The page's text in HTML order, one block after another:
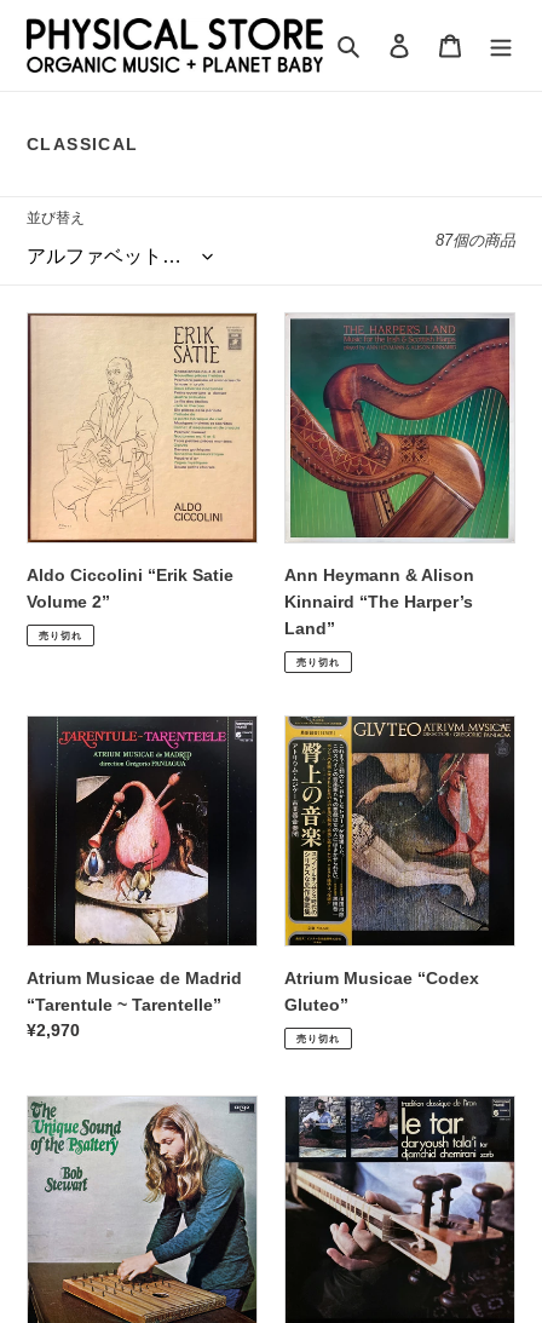
検索 ログインカート
CLASSICAL
並び替え
87個の商品
Volume
Aldo Ciccolini “Erik Satie
Volume 2”
通
常
¥3,960
売り切れ
Ann
Heymann
Alison
Kinnaird
“The
Harper’s
Ann Heymann & Alison
Kinnaird “The Harper’s
Land”
通
常
格
¥1,980
売り切れ
Atrium
Musicae
Madrid
“Tarentule
Tarentelle”
Atrium Musicae de Madrid
“Tarentule ~ Tarentelle”
通
格
¥2,970
Atrium
Musicae
“Codex
Gluteo”
Atrium Musicae “Codex
Gluteo”
通
常
格
¥3,300
売り切れ
Bob
Stewart
“The
Unique
of
the
Psaltery”
Daryoush
Tala’i,
Djamchid
Chemirani
“Le